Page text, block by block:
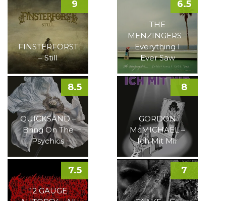
FINSTERFORST
– Still
9
THE
MENZINGERS –
Everything I
Ever Saw
6.5
QUICKSAND –
Bring On The
Psychics
8.5
GORDON
McMICHAEL –
Ich Mit Mir
8
12 GAUGE
7.5 7